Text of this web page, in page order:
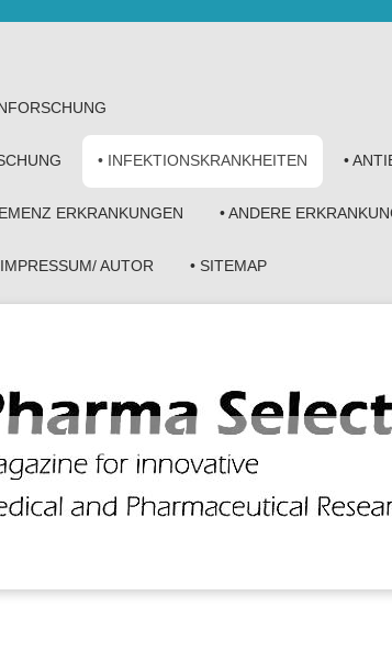
• INFEKTIONSKRANKHEITEN •
ERKRANKUNGEN • ANDERE
AUTOR • SITEMAP